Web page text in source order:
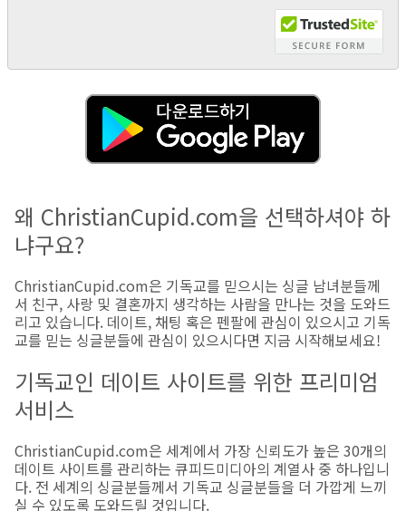
왜 ChristianCupid.com을 선택하셔야 하
냐구요?
ChristianCupid.com은 기독교를 믿으시는 싱글 남녀분들께
서 친구, 사랑 및 결혼까지 생각하는 사람을 만나는 것을 도와드
리고 있습니다. 데이트, 채팅 혹은 펜팔에 관심이 있으시고 기독
교를 믿는 싱글분들에 관심이 있으시다면 지금 시작해보세요!
기독교인 데이트 사이트를 위한 프리미엄
서비스
ChristianCupid.com은 세계에서 가장 신뢰도가 높은 30개의
데이트 사이트를 관리하는 큐피드미디아의 계열사 중 하나입니
다. 전 세계의 싱글분들께서 기독교 싱글분들을 더 가깝게 느끼
실 수 있도록 도와드릴 것입니다.